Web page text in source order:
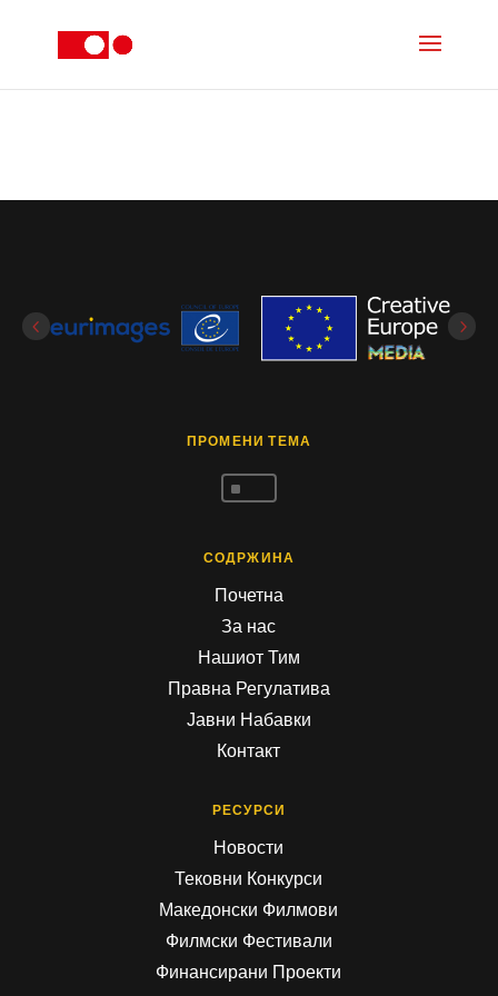
ПРОМЕНИ ТЕМА
^
СОДРЖИНА
Почетна
За нас
Нашиот Тим
Правна Регулатива
Јавни Набавки
Контакт
РЕСУРСИ
Новости
Тековни Конкурси
Македонски Филмови
Филмски Фестивали
Финансирани Проекти